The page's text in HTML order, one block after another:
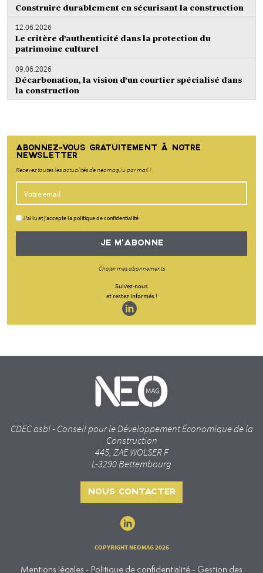
Construire durablement en sécurisant la construction
12.06.2026
Le critère d’authenticité dans la protection du
patrimoine culturel
09.06.2026
Décarbonation, la vision d’un courtier spécialisé dans
la construction
ABONNEZ-VOUS GRATUITEMENT À NOTRE
NEWSLETTER
Recevez toutes les actualités de neomag.lu par mail !
J'ai lu et j'accepte la politique de confidentialité
JE M'ABONNE
Choisir mes abonnements
Suivez-nous
et restez informés !
CDEC asbl - Conseil pour le Développement Économique de la
Construction
445, ZAE WOLSER F
L-3290 Bettembourg
NOUS CONTACTER
COPYRIGHT NEOMAG 2026
Mentions légales - Politique de confidentialité - Gestion des